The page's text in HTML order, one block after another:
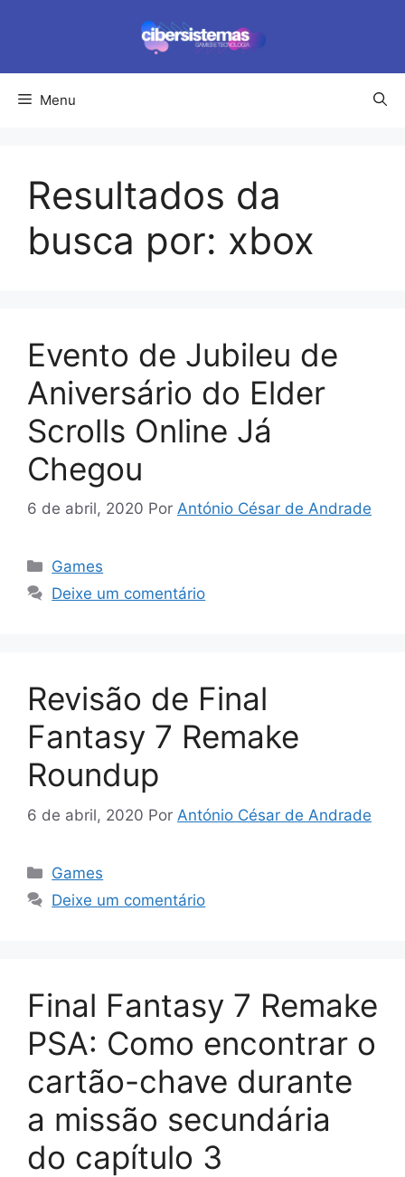
conteúdo
Menu
Resultados da
busca por: xbox
Evento de Jubileu de
Aniversário do Elder
Scrolls Online Já
Chegou
6 de abril, 2020 Por António César de Andrade
Categorias
Games
Deixe um comentário
Revisão de Final
Fantasy 7 Remake
Roundup
6 de abril, 2020 Por António César de Andrade
Categorias
Games
Deixe um comentário
Final Fantasy 7 Remake
PSA: Como encontrar o
cartão-chave durante
a missão secundária
do capítulo 3